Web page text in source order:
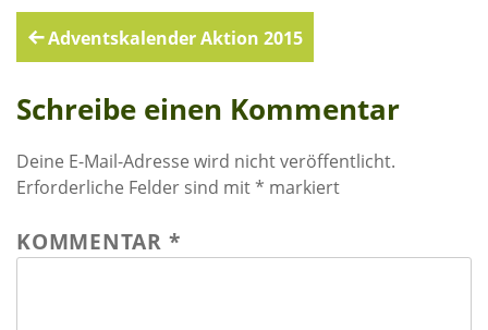
Ausbildung in Ekuthuleni
Berichte aus Gumtree
INFORMATIONEN
Aktuelles
Rundbriefe
Termine
Beitragsnavigation
Adventskalender Aktion 2015
Schreibe einen Kommentar
Deine E-Mail-Adresse wird nicht veröffentlicht.
Erforderliche Felder sind mit* markiert
KOMMENTAR *